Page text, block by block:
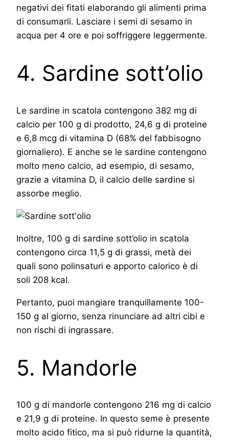
negativi dei fitati elaborando gli alimenti prima
di consumarli. Lasciare i semi di sesamo in
acqua per 4 ore e poi soffriggere leggermente.
4. Sardine sott’olio
Le sardine in scatola contengono 382 mg di
calcio per 100 g di prodotto, 24,6 g di proteine
e 6,8 mcg di vitamina D (68% del fabbisogno
giornaliero). E anche se le sardine contengono
molto meno calcio, ad esempio, di sesamo,
grazie a vitamina D, il calcio delle sardine si
assorbe meglio.
Inoltre, 100 g di sardine sott’olio in scatola
contengono circa 11,5 g di grassi, metà dei
quali sono polinsaturi e apporto calorico è di
soli 208 kcal.
Pertanto, puoi mangiare tranquillamente 100-
150 g al giorno, senza rinunciare ad altri cibi e
non rischi di ingrassare.
5. Mandorle
100 g di mandorle contengono 216 mg di calcio
e 21,9 g di proteine. In questo seme è presente
molto acido fitico, ma si può ridurne la quantità,